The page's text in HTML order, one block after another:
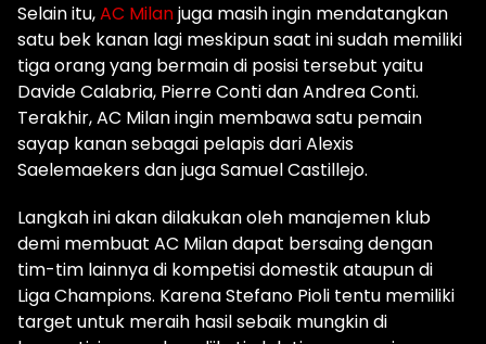
Selain itu,AC Milanjuga masih ingin mendatangkan
satu bek kanan lagi meskipun saat ini sudah memiliki
tiga orang yang bermain di posisi tersebut yaitu
Davide Calabria, Pierre Conti dan Andrea Conti.
Terakhir, AC Milan ingin membawa satu pemain
sayap kanan sebagai pelapis dari Alexis
Saelemaekers dan juga Samuel Castillejo.
Langkah ini akan dilakukan oleh manajemen klub
demi membuat AC Milan dapat bersaing dengan
tim-tim lainnya di kompetisi domestik ataupun di
Liga Champions. Karena Stefano Pioli tentu memiliki
target untuk meraih hasil sebaik mungkin di